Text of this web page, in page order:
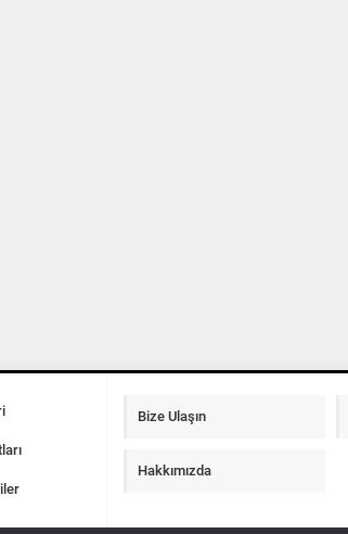
Bize Ulaşın
Hakkımızda